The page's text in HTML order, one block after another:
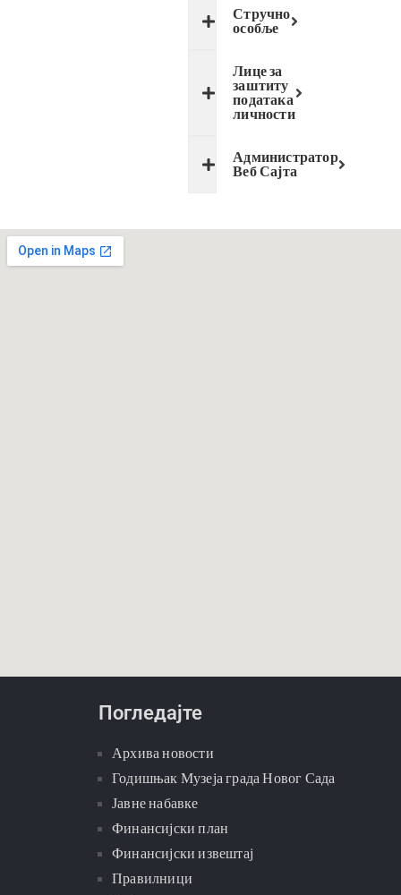
Стручно
особље
Лице за
заштиту
података
личности
Администратор
Веб Сајта
Погледајте
Архива новости
Годишњак Музеја града Новог Сада
Јавне набавке
Финансијски план
Финансијски извештај
Правилници